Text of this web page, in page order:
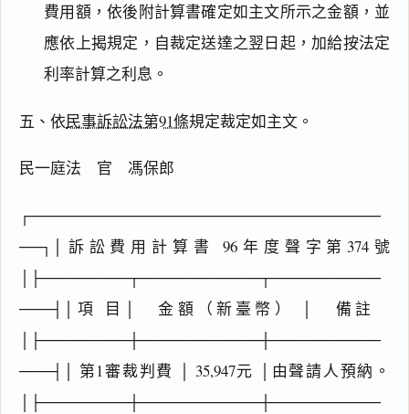
費用額，依後附計算書確定如主文所示之金額，並
應依上揭規定，自裁定送達之翌日起，加給按法定
利率計算之利息。
五、依民事訴訟法第91條規定裁定如主文。
民一庭法 官 馮保郎
┌────────────────────────────────
──┐│訴訟費用計算書 96年度聲字第374號
│├────────┬───────────┬──────────
───┤│項 目│ 金額（新臺幣） │ 備註
│├────────┼───────────┼──────────
───┤│ 第1審裁判費 │ 35,947元 │由聲請人預納。
│├────────┼───────────┼──────────